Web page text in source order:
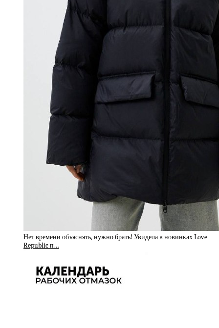
Нет времени объяснять, нужно брать! Увидела в новинках Love
Republic п…